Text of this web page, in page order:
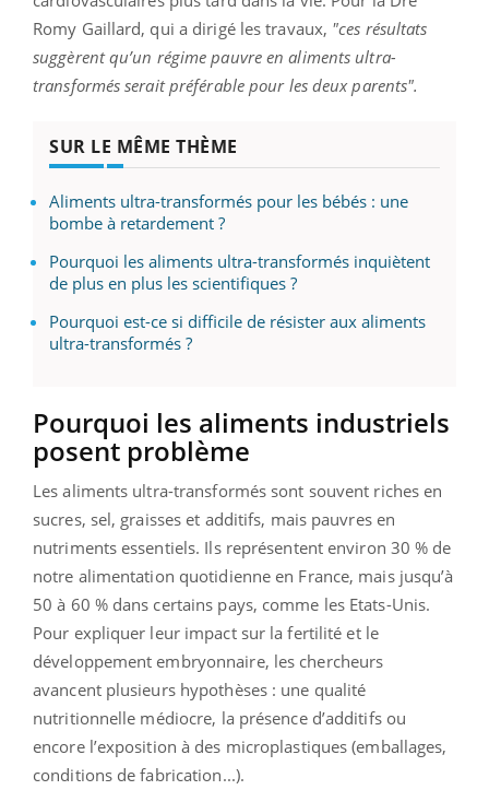
Romy Gaillard, qui a dirigé les travaux, "ces résultats
suggèrent qu’un régime pauvre en aliments ultra-
transformés serait préférable pour les deux parents".
SUR LE MÊME THÈME
Aliments ultra-transformés pour les bébés : une
bombe à retardement ?
Pourquoi les aliments ultra-transformés inquiètent
de plus en plus les scientifiques ?
Pourquoi est-ce si difficile de résister aux aliments
ultra-transformés ?
Pourquoi les aliments industriels
posent problème
Les aliments ultra-transformés sont souvent riches en
sucres, sel, graisses et additifs, mais pauvres en
nutriments essentiels. Ils représentent environ 30 % de
notre alimentation quotidienne en France, mais jusqu’à
50 à 60 % dans certains pays, comme les Etats-Unis.
Pour expliquer leur impact sur la fertilité et le
développement embryonnaire, les chercheurs
avancent plusieurs hypothèses : une qualité
nutritionnelle médiocre, la présence d’additifs ou
encore l’exposition à des microplastiques (emballages,
conditions de fabrication...).